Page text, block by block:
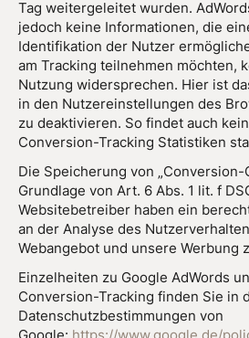
Tag weitergeleitet wurden.
jedoch keine Informationen, die
Identifikation der Nutzer
am Tracking teilnehmen möchten,
Nutzung widersprechen. Hier ist
in den Nutzereinstellungen des
zu deaktivieren. So findet auch
Conversion-Tracking Statistiken
Die Speicherung von
Grundlage von Art. 6 Abs. 1 lit. f
Websitebetreiber haben ein
an der Analyse des
Webangebot und unsere Werbung
Einzelheiten zu Google AdWords
Conversion-Tracking finden Sie in
Datenschutzbestimmungen von